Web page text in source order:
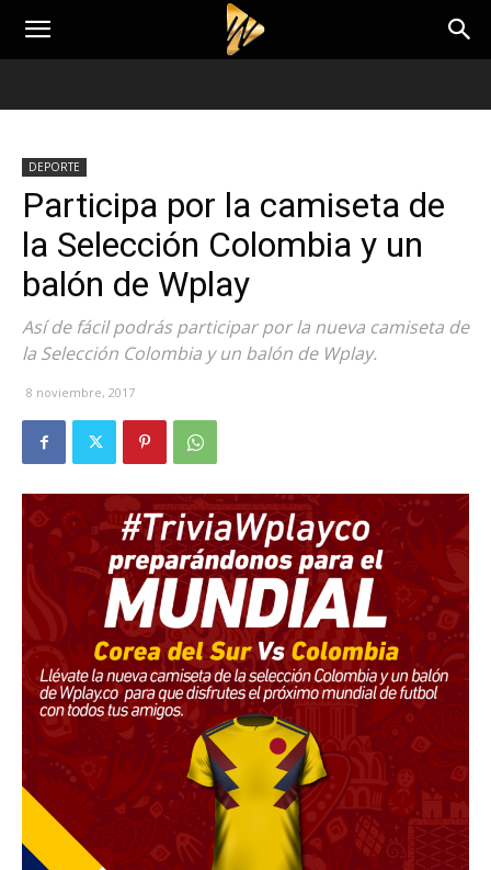
DEPORTE
Participa por la camiseta de
la Selección Colombia y un
balón de Wplay
Así de fácil podrás participar por la nueva camiseta de
la Selección Colombia y un balón de Wplay.
8 noviembre, 2017